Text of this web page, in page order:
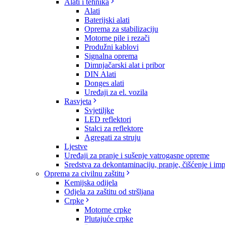
Alati i tehnika
Alati
Baterijski alati
Oprema za stabilizaciju
Motorne pile i rezači
Produžni kablovi
Signalna oprema
Dimnjačarski alat i pribor
DIN Alati
Donges alati
Uređaji za el. vozila
Rasvjeta
Svjetiljke
LED reflektori
Stalci za reflektore
Agregati za struju
Ljestve
Uređaji za pranje i sušenje vatrogasne opreme
Sredstva za dekontaminaciju, pranje, čišćenje i
Oprema za civilnu zaštitu
Kemijska odijela
Odjela za zaštitu od stršljana
Crpke
Motorne crpke
Plutajuće crpke